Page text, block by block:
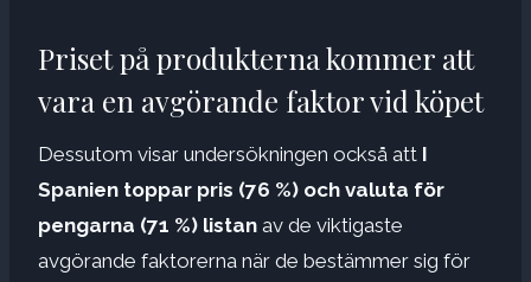
Priset på produkterna kommer att
vara en avgörande faktor vid köpet
Dessutom visar undersökningen också att I
Spanien toppar pris (76 %) och valuta för
pengarna (71 %) listan av de viktigaste
avgörande faktorerna när de bestämmer sig för